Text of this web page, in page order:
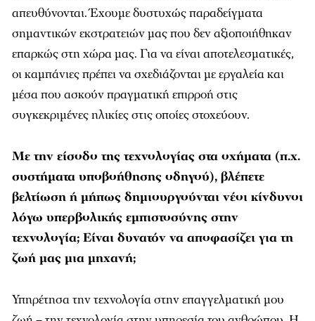
απευθύνονται. Έχουμε δυστυχώς παραδείγματα
σημαντικών εκστρατειών μας που δεν αξιοποιήθηκαν
επαρκώς στη χώρα μας. Για να είναι αποτελεσματικές,
οι καμπάνιες πρέπει να σχεδιάζονται με εργαλεία και
μέσα που ασκούν πραγματική επιρροή στις
συγκεκριμένες ηλικίες στις οποίες στοχεύουν.
Με την είσοδο της τεχνολογίας στα οχήματα (π.χ.
συστήματα υποβοήθησης οδηγού), βλέπετε
βελτίωση ή μήπως δημιουργούνται νέοι κίνδυνοι
λόγω υπερβολικής εμπιστοσύνης στην
τεχνολογία; Είναι δυνατόν να αποφασίζει για τη
ζωή μας μια μηχανή;
Υπηρέτησα την τεχνολογία στην επαγγελματική μου